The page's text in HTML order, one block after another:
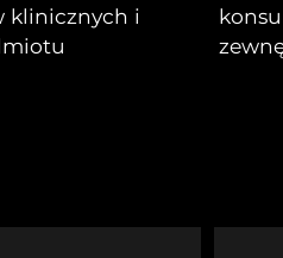
klinicznych i
Oczekiwany czas dostawy
Oczekiwany czas dostawy